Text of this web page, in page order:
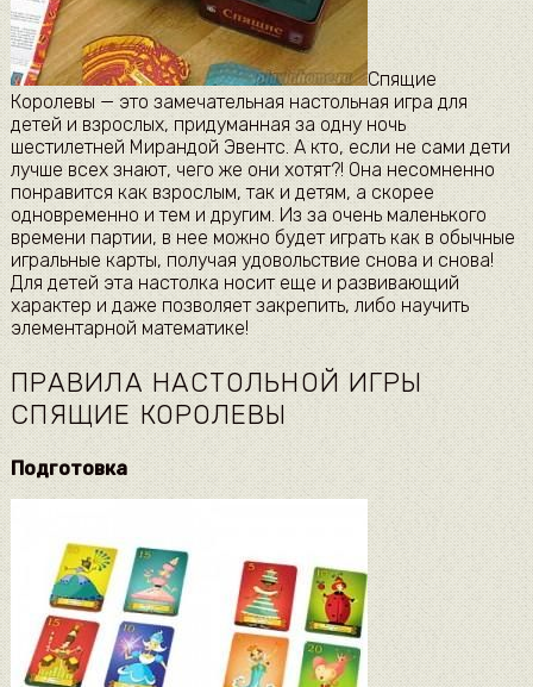
Спящие
Королевы — это замечательная настольная игра для
детей и взрослых, придуманная за одну ночь
шестилетней Мирандой Эвентс. А кто, если не сами дети
лучше всех знают, чего же они хотят?! Она несомненно
понравится как взрослым, так и детям, а скорее
одновременно и тем и другим. Из за очень маленького
времени партии, в нее можно будет играть как в обычные
игральные карты, получая удовольствие снова и снова!
Для детей эта настолка носит еще и развивающий
характер и даже позволяет закрепить, либо научить
элементарной математике!
ПРАВИЛА НАСТОЛЬНОЙ ИГРЫ
СПЯЩИЕ КОРОЛЕВЫ
Подготовка